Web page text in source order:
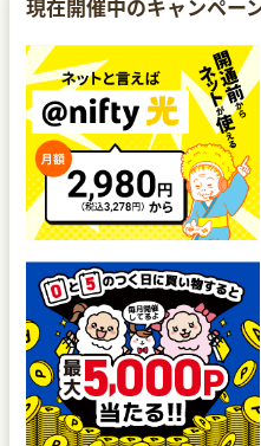
現在開催中のキャンペー